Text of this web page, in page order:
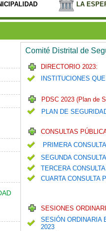
LA
Comité Distrital de
DIRECTORIO 2023:
INSTITUCIONES
PDSC 2023 (Plan de
PLAN DE
CONSULTAS
PRIMERA
SEGUNDA
TERCERA
CUARTA CONSULTA
SESIONES
SESIÓN ORDINARIA
2023